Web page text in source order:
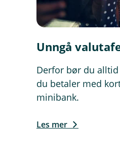
Unngå
Derfor bør du
du betaler med
minibank.
Les mer